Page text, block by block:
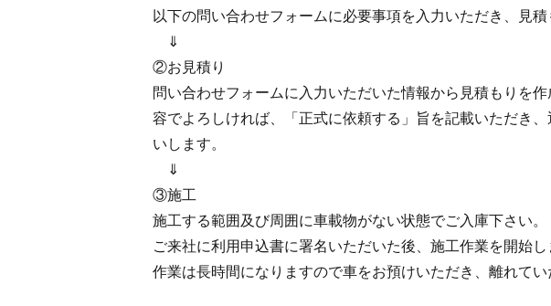
以下の問い合わせフォームに必要事項を入力いただき、見
⇓
②お見積り
問い合わせフォームに入力いただいた情報から見積もりを
容でよろしければ、「正式に依頼する」旨を記載いただき
いします。
⇓
③施工
施工する範囲及び周囲に車載物がない状態でご入庫下さい。
ご来社に利用申込書に署名いただいた後、施工作業を開始
作業は長時間になりますので車をお預けいただき、離れてい